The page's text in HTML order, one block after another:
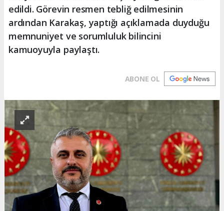
edildi. Görevin resmen tebliğ edilmesinin
ardından Karakaş, yaptığı açıklamada duyduğu
memnuniyet ve sorumluluk bilincini
kamuoyuyla paylaştı.
ABONE OL